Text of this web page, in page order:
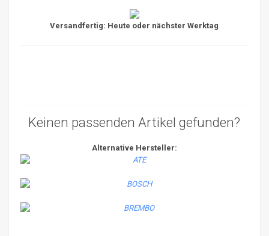
Versandfertig: Heute oder nächster Werktag
Keinen passenden Artikel gefunden?
Alternative Hersteller: